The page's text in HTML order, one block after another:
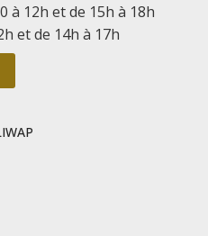
à 12h et de 15h à 18h
et de 14h à 17h